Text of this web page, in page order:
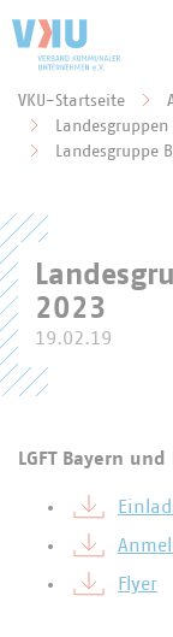
Sie befinden sich
VKU-Startseite
Landesgruppe
2023
19.02.19
LGFT Bayern
​​​​​​​​​​​​​​Flyer